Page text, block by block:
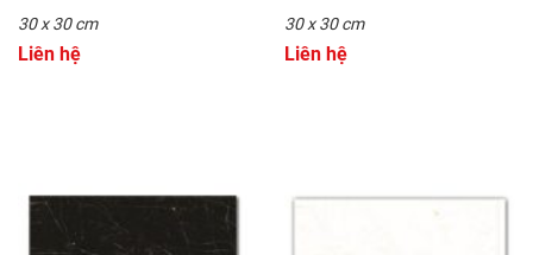
30 x 30 cm
Liên hệ
30 x 30 cm
Liên hệ